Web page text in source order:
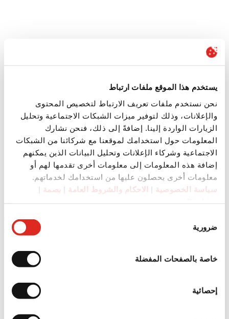
يستخدم هذا الموقع ملفات ارتباط
نحن نستخدم ملفات تعريف الارتباط لتخصيص المحتوى
والإعلانات، وذلك لتوفير ميزات الشبكات الاجتماعية وتحليل
الزيارات الواردة إلينا. إضافةً إلى ذلك، فنحن نشارك
المعلومات حول استخدامك لموقعنا مع شركائنا من الشبكات
الاجتماعية وشركاء الإعلانات وتحليل البيانات الذين يمكنهم
إضافة هذه المعلومات إلى معلومات أخرى تقدمها لهم أو
معلومات أخرى يحصلون عليها من استخدامك لخدماتهم.
سياسة الخصوصية | الاحكام والشروط العامة | بصمة |
الموافقة
ضرورية
خاصة بالصفحات المفضلة
إحصائية